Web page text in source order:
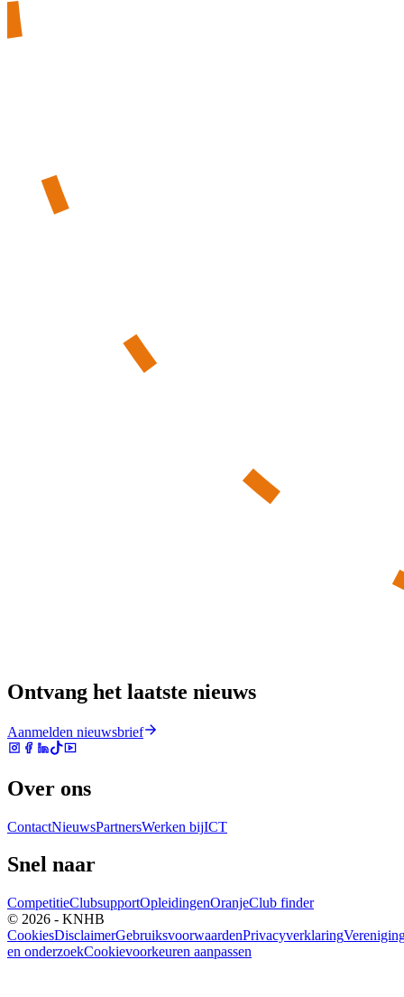
Ontvang het laatste nieuws
Aanmelden nieuwsbrief
Over ons
ContactNieuwsPartnersWerken bijICT
Snel naar
CompetitieClubsupportOpleidingenOranjeClub finder
© 2026 - KNHB
CookiesDisclaimerGebruiksvoorwaardenPrivacyverklaring
en onderzoekCookievoorkeuren aanpassen